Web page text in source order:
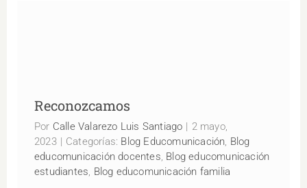
Reconozcamos
Por Calle Valarezo Luis Santiago | 2 mayo,
2023 | Categorías: Blog Educomunicación, Blog
educomunicación docentes, Blog educomunicación
estudiantes, Blog educomunicación familia